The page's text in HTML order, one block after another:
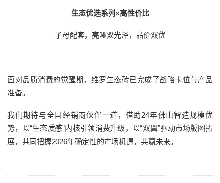
生态优选系列×高性价比
子母配套，亮哑双光泽，品价双优
面对品质消费的觉醒期，维罗生态砖已完成了战略卡位与产品
准备。
我们期待与全国经销商伙伴一道，借助24年佛山智造规模优
势，以“生态质感”内核引领消费升级，以“双翼”驱动市场版图拓
展，共同把握2026年确定性的市场机遇，共赢未来。